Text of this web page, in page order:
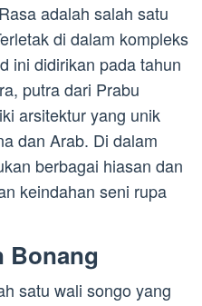
adalah salah satu
di dalam kompleks
ini didirikan pada tahun
putra dari Prabu
arsitektur yang unik
dan Arab. Di dalam
berbagai hiasan dan
keindahan seni rupa
Bonang
satu wali songo yang